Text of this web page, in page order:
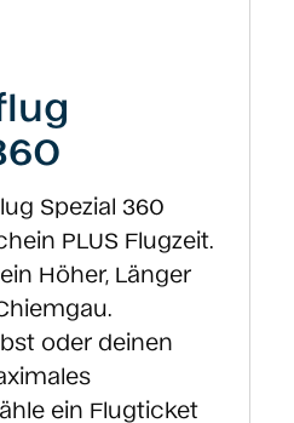
Produktseite
gewählt
werden
Spezial 360
PLUS Flugzeit.
Höher, Länger
oder deinen
ein Flugticket